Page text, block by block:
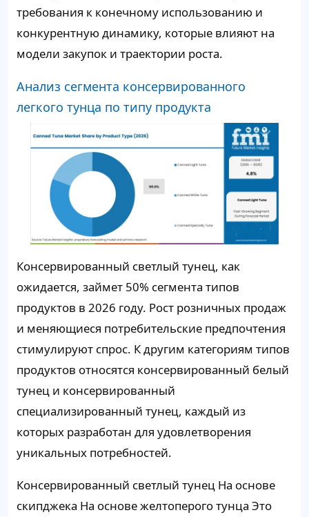
требования к конечному использованию и
конкурентную динамику, которые влияют на
модели закупок и траектории роста.
Анализ сегмента консервированного
легкого тунца по типу продукта
Консервированный светлый тунец, как
ожидается, займет 50% сегмента типов
продуктов в 2026 году. Рост розничных продаж
и меняющиеся потребительские предпочтения
стимулируют спрос. К другим категориям типов
продуктов относятся консервированный белый
тунец и консервированный
специализированный тунец, каждый из
которых разработан для удовлетворения
уникальных потребностей.
Консервированный светлый тунец На основе
скипджека На основе желтоперого тунца Это